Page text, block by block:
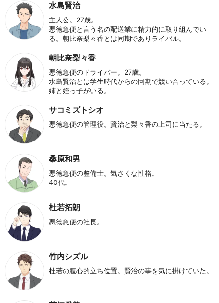
水島賢治
主人公。27歳。
悪徳急便と言う名の配送業に精力的に取り組んでい
る。朝比奈梨々香とは同期でありライバル。
朝比奈梨々香
悪徳急便のドライバー。27歳。
水島賢治とは学生時代からの同期で競い合っている。
姉と姪っ子がいる。
サコミズトシオ
悪徳急便の管理役。賢治と梨々香の上司に当たる。
桑原和男
悪徳急便の整備士。気さくな性格。
40代。
杜若拓朗
悪徳急便の社長。
竹内シズル
杜若の腹心的立ち位置。賢治の事を気に掛けていた。